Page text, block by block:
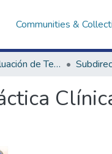
Communities &
Centro de Evaluación de Tecnologías en Salud